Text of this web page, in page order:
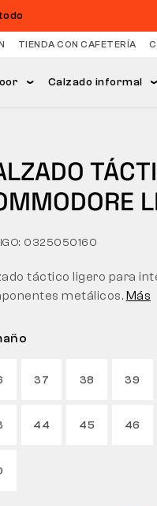
TIENDA CON CAFETERÍA
Calzado informal
0325050160
37 38 39
44 45 46
táctico ligero para
metálicos. Más